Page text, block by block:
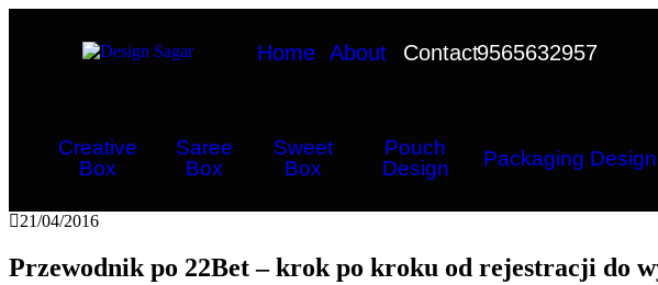
Home About Contact9565632957
Creative
Box
Saree
Box
Sweet
Box
Pouch
Design
Packaging Design
21/04/2016
Przewodnik po 22Bet – krok po kroku od rejestracji do